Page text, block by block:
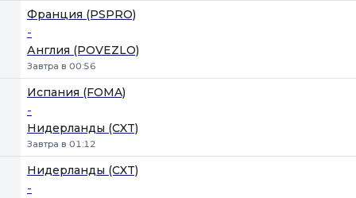
Франция (PSPRO)
-
Англия (POVEZLO)
Завтра в 00:56
Испания (FOMA)
-
Нидерланды (CXT)
Завтра в 01:12
Нидерланды (CXT)
-